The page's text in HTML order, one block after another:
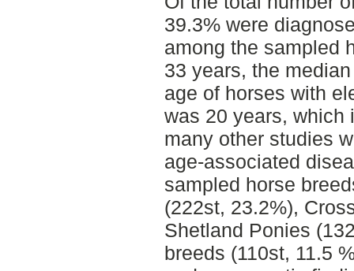
39.3% were
among the sampled
33 years, the
age of horses with
was 20 years, which
many other studies
age-associated
sampled horse
(222st, 23.2%),
Shetland Ponies
breeds (110st, 11.5